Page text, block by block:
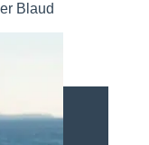
Blaud